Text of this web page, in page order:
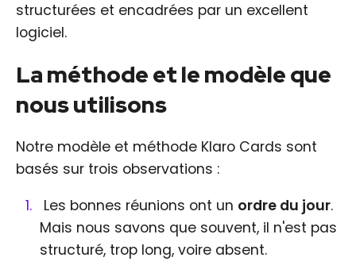
structurées et encadrées par un excellent
logiciel.
La méthode et le modèle que
nous utilisons
Notre modèle et méthode Klaro Cards sont
basés sur trois observations :
Les bonnes réunions ont un ordre du jour.
Mais nous savons que souvent, il n'est pas
structuré, trop long, voire absent.